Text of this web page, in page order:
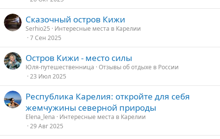
у
Сказочный остров Кижи
Serhio25
Интересные места в Карелии
7 Сен 2025
Остров Кижи - место силы
Юля-путешественница Отзывы об отдыхе в России
23 Июл 2025
Республика Карелия: откройте для себя
жемчужины северной природы
Elena_lena
Интересные места в Карелии
29 Авг 2025